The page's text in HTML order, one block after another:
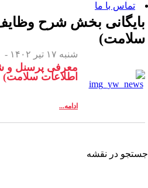
بخششرح وظایف
معرفی پرسنل و شرح وظایف
اطلاعات سلامت)